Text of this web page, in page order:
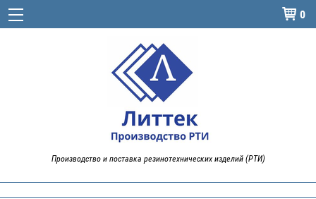
 0
Производство и поставка резинотехнических изделий (РТИ)